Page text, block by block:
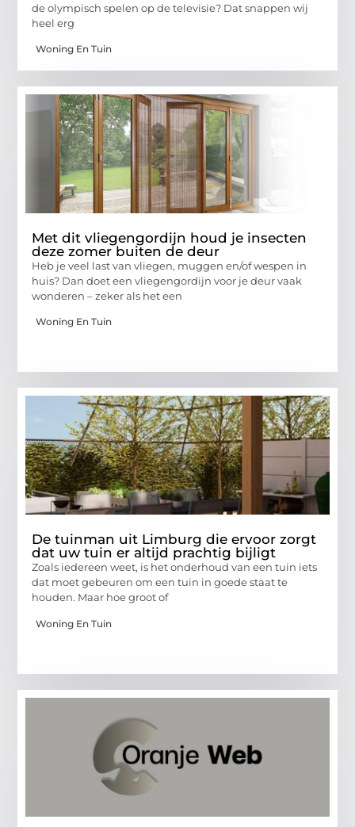
de olympisch spelen op de televisie? Dat snappen wij
heel erg
Woning En Tuin
Met dit vliegengordijn houd je insecten
deze zomer buiten de deur
Heb je veel last van vliegen, muggen en/of wespen in
huis? Dan doet een vliegengordijn voor je deur vaak
wonderen – zeker als het een
Woning En Tuin
De tuinman uit Limburg die ervoor zorgt
dat uw tuin er altijd prachtig bijligt
Zoals iedereen weet, is het onderhoud van een tuin iets
dat moet gebeuren om een tuin in goede staat te
houden. Maar hoe groot of
Woning En Tuin